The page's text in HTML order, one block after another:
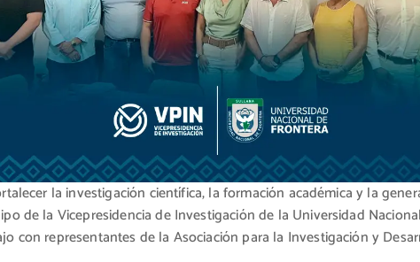
la investigación científica, la formación académica y la
de la Vicepresidencia de Investigación de la Universidad
con representantes de la Asociación para la Investigación y